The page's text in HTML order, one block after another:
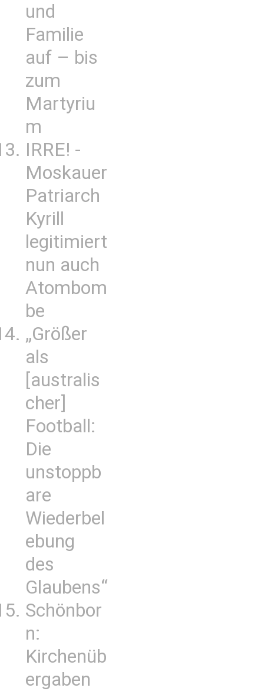
und
Familie
auf – bis
zum
Martyriu
m
IRRE! -
Moskauer
Patriarch
Kyrill
legitimiert
nun auch
Atombom
be
„Größer
als
[australis
cher]
Football:
Die
unstoppb
are
Wiederbel
ebung
des
Glaubens“
Schönbor
n:
Kirchenüb
ergaben